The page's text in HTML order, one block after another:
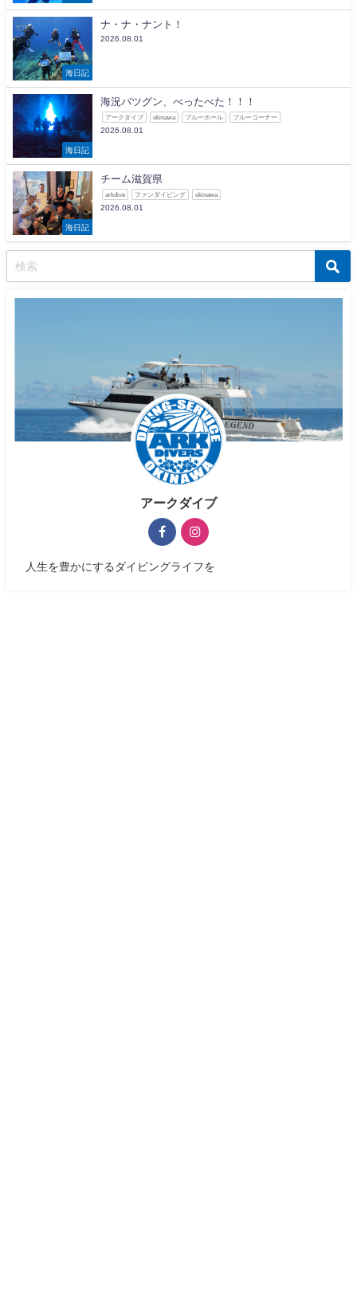
海日記
ナ・ナ・ナント！
2026.08.01
海日記
海況バツグン、べったべた！！！
アークダイブ okinawa ブルーホール ブルーコーナー
2026.08.01
海日記
チーム滋賀県
arkdive ファンダイビング okinawa
2026.08.01
アークダイブ
人生を豊かにするダイビングライフを